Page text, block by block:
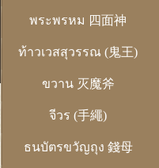
พระพรหม 四面神
ท้าวเวสสุวรรณ (鬼王)
ขวาน 灭魔斧
จีวร (手繩)
ธนบัตรขวัญถุง 錢母